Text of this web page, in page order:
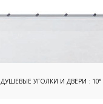
ДУШЕВЫЕ УГОЛКИ И ДВЕРИ : 10°